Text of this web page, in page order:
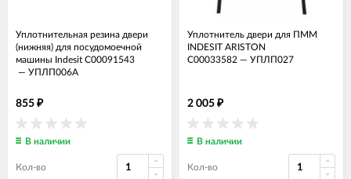
Уплотнительная резина двери
(нижняя) для посудомоечной
машины Indesit C00091543
— УПЛП006А
855 ₽
В наличии
Кол-во
Уплотнитель двери для ПММ
INDESIT ARISTON
C00033582 — УПЛП027
2 005 ₽
В наличии
Кол-во